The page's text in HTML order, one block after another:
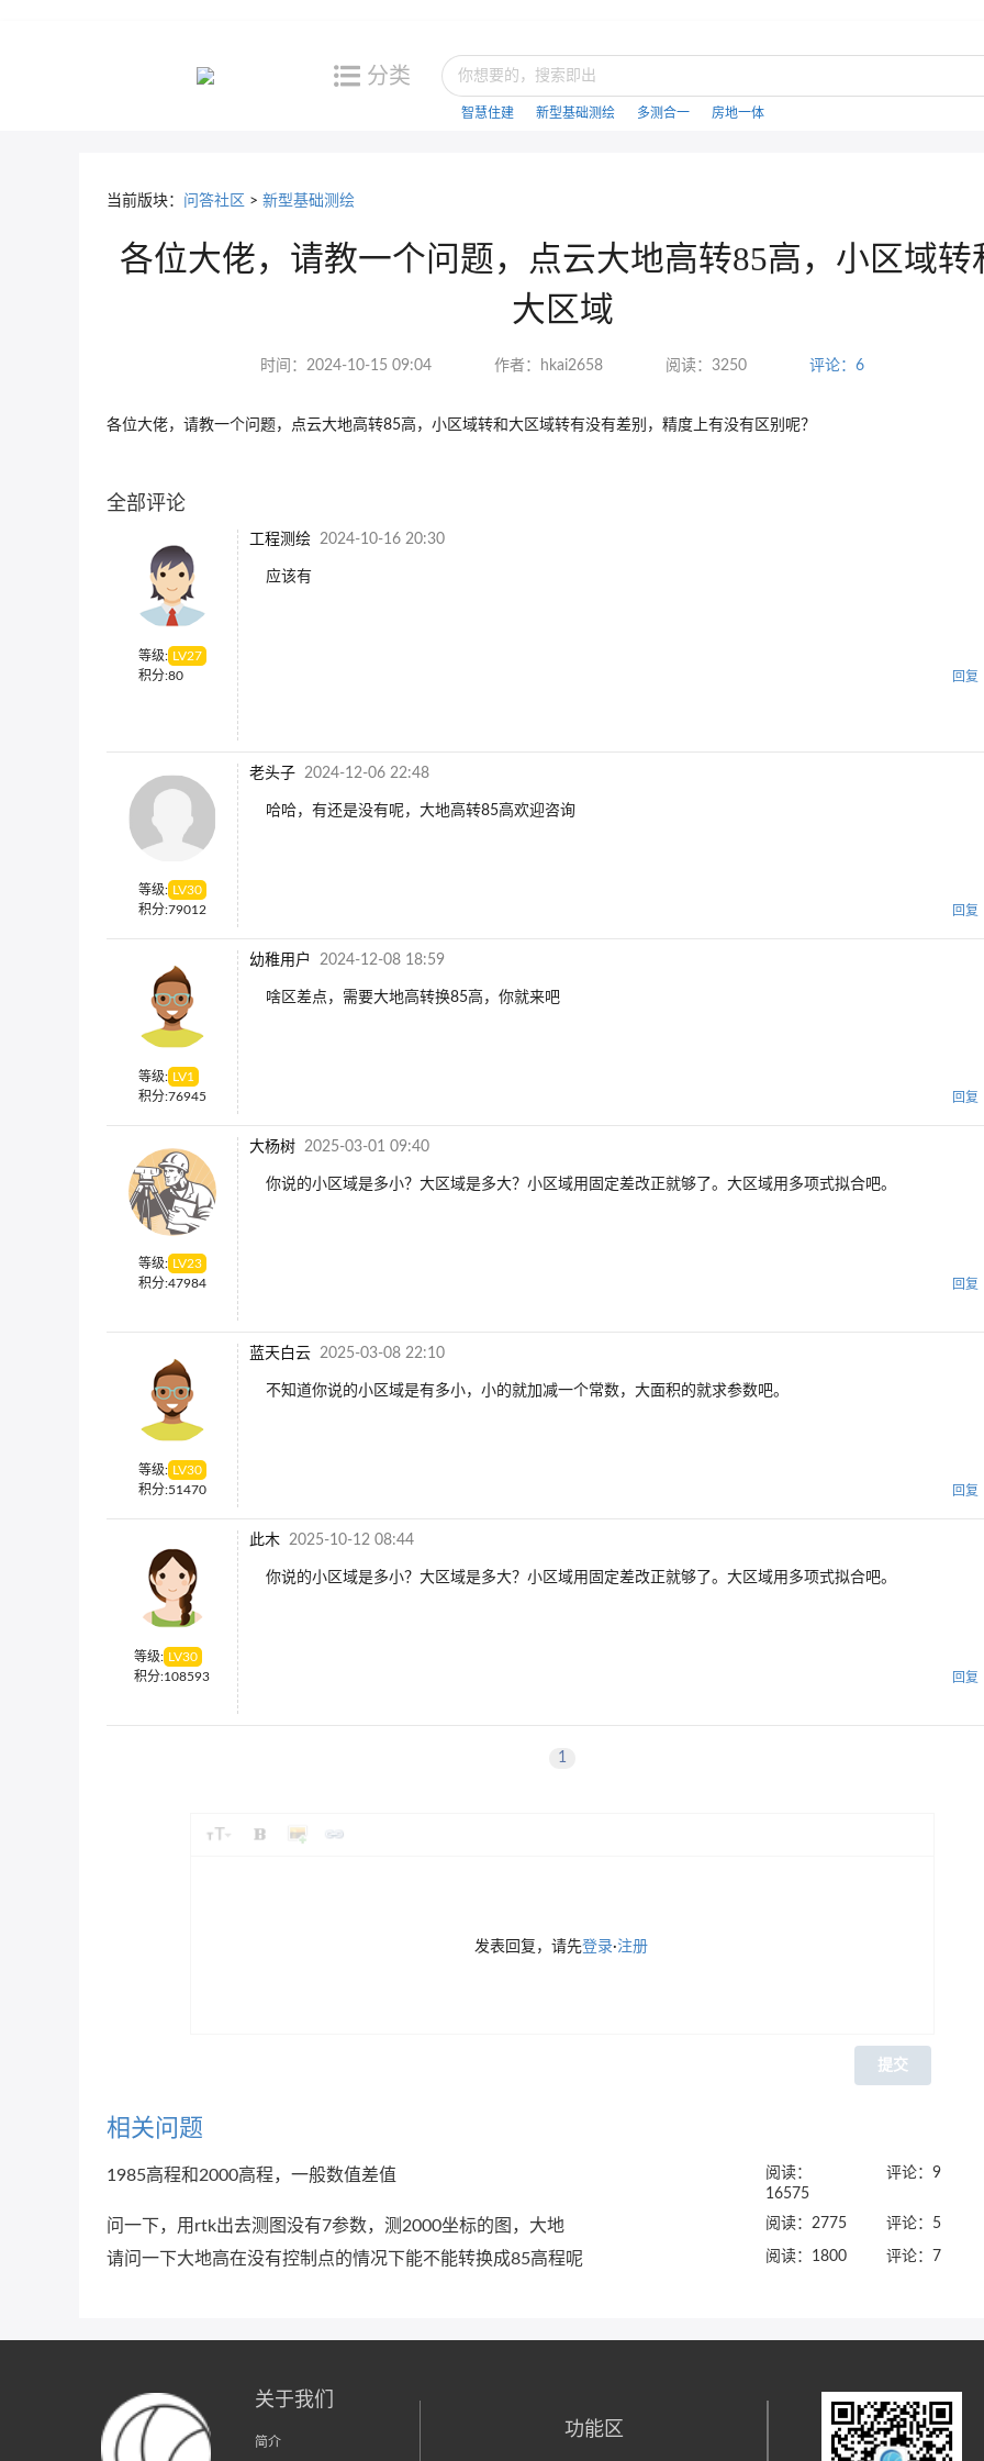
分类
智慧住建 新型基础测绘 多测合一 房地一体
当前版块： 问答社区 > 新型基础测绘
各位大佬，请教一个问题，点云大地高转85高，小区域转
大区域
时间：2024-10-15 09:04 作者：hkai2658 阅读：3250 评论：6
各位大佬，请教一个问题，点云大地高转85高，小区域转和大区域转有没有差别，精度上有没有区别呢？
全部评论
等级: LV27
积分:80
工程测绘 2024-10-16 20:30
应该有
回复
等级: LV30
积分:79012
老头子 2024-12-06 22:48
哈哈，有还是没有呢，大地高转85高欢迎咨询
回复
等级: LV1
积分:76945
幼稚用户 2024-12-08 18:59
啥区差点，需要大地高转换85高，你就来吧
回复
等级: LV23
积分:47984
大杨树 2025-03-01 09:40
你说的小区域是多小？大区域是多大？小区域用固定差改正就够了。大区域用多项式拟合吧。
回复
等级: LV30
积分:51470
蓝天白云 2025-03-08 22:10
不知道你说的小区域是有多小，小的就加减一个常数，大面积的就求参数吧。
回复
等级: LV30
积分:108593
此木 2025-10-12 08:44
你说的小区域是多小？大区域是多大？小区域用固定差改正就够了。大区域用多项式拟合吧。
回复
1
发表回复，请先登录·注册
提交
相关问题
1985高程和2000高程，一般数值差值
阅读：
16575
评论：9
问一下，用rtk出去测图没有7参数，测2000坐标的图，大地 阅读：2775 评论：5
请问一下大地高在没有控制点的情况下能不能转换成85高程呢 阅读：1800 评论：7
关于我们
简介
功能区